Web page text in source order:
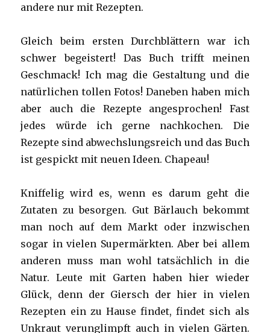
andere nur mit Rezepten.
Gleich beim ersten Durchblättern war ich
schwer begeistert! Das Buch trifft meinen
Geschmack! Ich mag die Gestaltung und die
natürlichen tollen Fotos! Daneben haben mich
aber auch die Rezepte angesprochen! Fast
jedes würde ich gerne nachkochen. Die
Rezepte sind abwechslungsreich und das Buch
ist gespickt mit neuen Ideen. Chapeau!
Kniffelig wird es, wenn es darum geht die
Zutaten zu besorgen. Gut Bärlauch bekommt
man noch auf dem Markt oder inzwischen
sogar in vielen Supermärkten. Aber bei allem
anderen muss man wohl tatsächlich in die
Natur. Leute mit Garten haben hier wieder
Glück, denn der Giersch der hier in vielen
Rezepten ein zu Hause findet, findet sich als
Unkraut verunglimpft auch in vielen Gärten.